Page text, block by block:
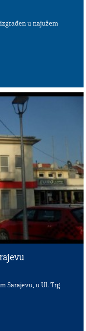
u najužem
Sarajevu, u Ul. Trg